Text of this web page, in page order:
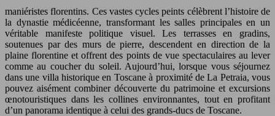
maniéristes florentins. Ces vastes cycles peints célèbrent l’histoire de
la dynastie médicéenne, transformant les salles principales en un
véritable manifeste politique visuel. Les terrasses en gradins,
soutenues par des murs de pierre, descendent en direction de la
plaine florentine et offrent des points de vue spectaculaires au lever
comme au coucher du soleil. Aujourd’hui, lorsque vous séjournez
dans une villa historique en Toscane à proximité de La Petraia, vous
pouvez aisément combiner découverte du patrimoine et excursions
œnotouristiques dans les collines environnantes, tout en profitant
d’un panorama identique à celui des grands-ducs de Toscane.